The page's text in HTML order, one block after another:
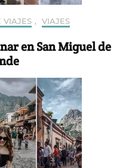
VIAJES , VIAJES
en San Miguel de